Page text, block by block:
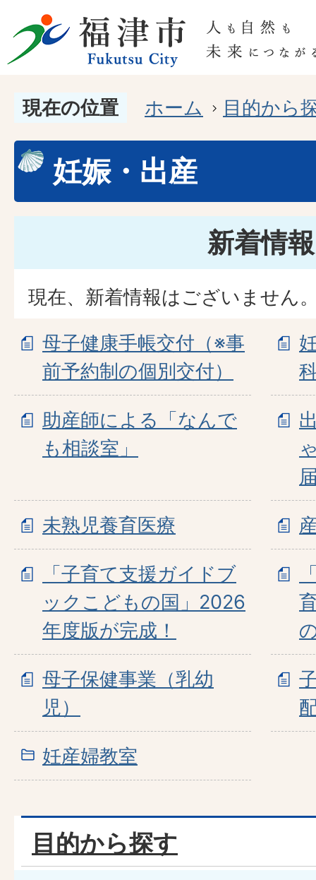
現在の位置 ホーム 目的から
妊娠・出産
新着情報
現在、新着情報はございません
母子健康手帳交付（※事
前予約制の個別交付）
助産師による「なんで
も相談室」
未熟児養育医療
「子育て支援ガイドブ
ックこどもの国」2026
年度版が完成！
母子保健事業（乳幼
児）
妊産婦教室
目的から探す